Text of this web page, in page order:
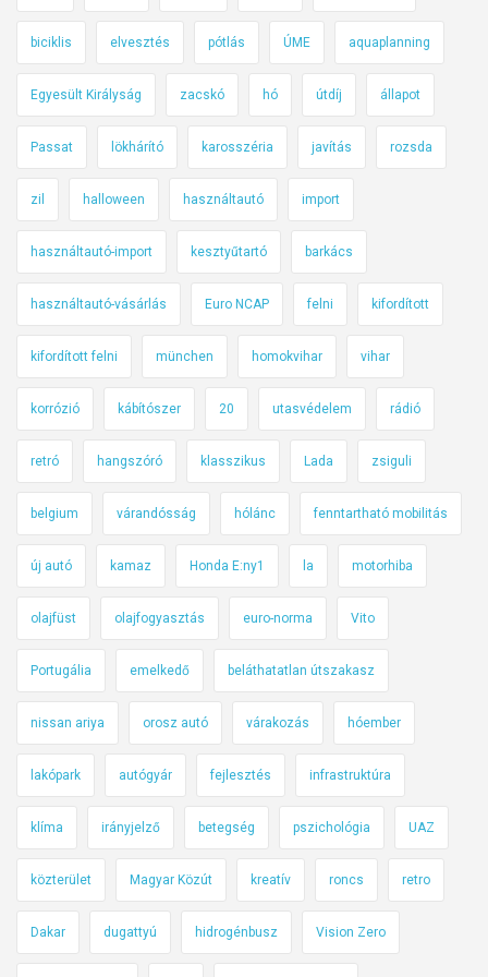
biciklis elvesztés pótlás ÚME aquaplanning
Egyesült Királyság zacskó hó útdíj állapot
Passat lökhárító karosszéria javítás rozsda
zil halloween használtautó import
használtautó-import kesztyűtartó barkács
használtautó-vásárlás Euro NCAP felni kifordított
kifordított felni münchen homokvihar vihar
korrózió kábítószer 20 utasvédelem rádió
retró hangszóró klasszikus Lada zsiguli
belgium várandósság hólánc fenntartható mobilitás
új autó kamaz Honda E:ny1 la motorhiba
olajfüst olajfogyasztás euro-norma Vito
Portugália emelkedő beláthatatlan útszakasz
nissan ariya orosz autó várakozás hóember
lakópark autógyár fejlesztés infrastruktúra
klíma irányjelző betegség pszichológia UAZ
közterület Magyar Közút kreatív roncs retro
Dakar dugattyú hidrogénbusz Vision Zero